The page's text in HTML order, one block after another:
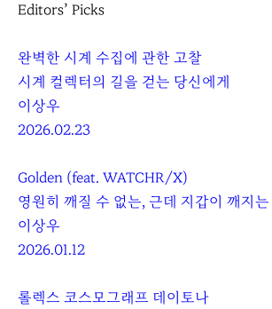
Editors’ Picks
완벽한 시계 수집에 관한 고찰
시계 컬렉터의 길을 걷는 당신에게
이상우
2026.02.23
Golden (feat. WATCHR/X)
영원히 깨질 수 없는, 근데 지갑이 깨지는
이상우
2026.01.12
롤렉스 코스모그래프 데이토나